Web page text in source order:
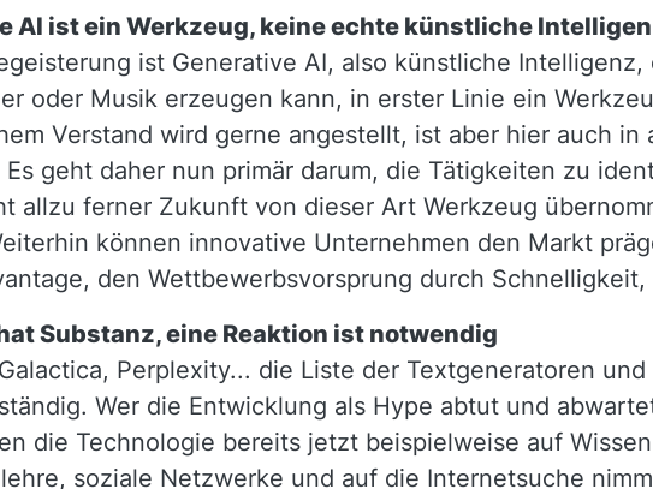
AI ist ein Werkzeug, keine echte künstliche
ist Generative AI, also künstliche Intelligenz,
oder Musik erzeugen kann, in erster Linie ein
Verstand wird gerne angestellt, ist aber hier auch in
Es geht daher nun primär darum, die Tätigkeiten zu
allzu ferner Zukunft von dieser Art Werkzeug
können innovative Unternehmen den Markt
den Wettbewerbsvorsprung durch Schnelligkeit,
Substanz, eine Reaktion ist notwendig
Perplexity... die Liste der Textgeneratoren und
Wer die Entwicklung als Hype abtut und
die Technologie bereits jetzt beispielweise auf
soziale Netzwerke und auf die Internetsuche